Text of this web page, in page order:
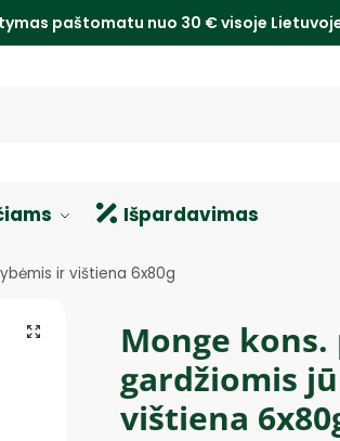
paštomatu nuo 30 € visoje
Išpardavimas
ir vištiena 6x80g
Monge
gardžiomis
vištiena